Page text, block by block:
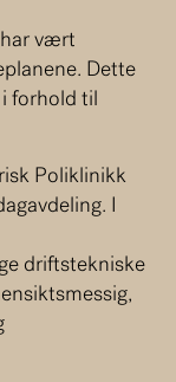
vært
Dette
forhold til
Poliklinikk
I
driftstekniske